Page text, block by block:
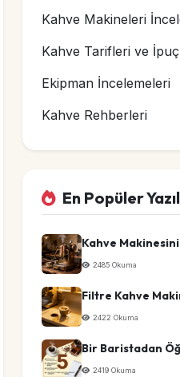
Kahve Makineleri
Kahve Tarifleri ve
Ekipman İncelemeleri
Kahve Rehberleri
En Popüler
Kahve
2485 Okuma
2422 Okuma
2419 Okuma